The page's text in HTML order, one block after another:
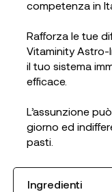
competenza in
Rafforza le tue
Vitaminity Astro-
il tuo sistema
efficace.
L’assunzione
giorno ed
pasti.
Ingredienti